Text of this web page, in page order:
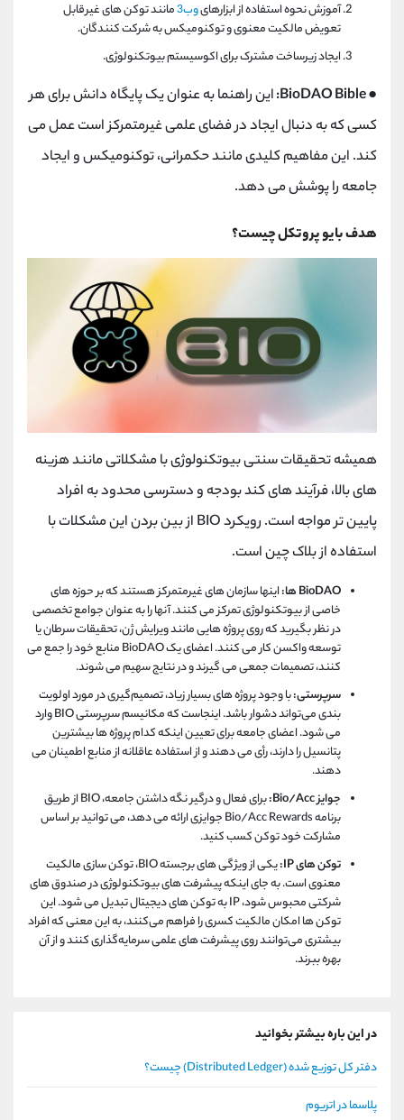
آموزش نحوه استفاده از ابزارهایوب3 مانند توکن های غیرقابل
تعویض مالکیت معنوی و توکنومیکس به شرکت کنندگان.
ایجاد زیرساخت مشترک برای اکوسیستم بیوتکنولوژی.
● BioDAO Bible:
این راهنما به عنوان یک پایگاه دانش برای هر
کسی که به دنبال ایجاد در فضای علمی غیرمتمرکز است عمل می
کند. این مفاهیم کلیدی مانند حکمرانی، توکنومیکس و ایجاد
جامعه را پوشش می دهد.
هدف بایو پروتکل چیست؟
همیشه تحقیقات سنتی بیوتکنولوژی با مشکلاتی مانند هزینه
های بالا، فرآیند های کند بودجه و دسترسی محدود به افراد
پایین تر مواجه است. رویکرد BIO از بین بردن این مشکلات با
استفاده از بلاک چین است.
BioDAO ها:
اینها سازمان های غیرمتمرکز هستند که بر حوزه های
خاصی از بیوتکنولوژی تمرکز می کنند. آنها را به عنوان جوامع تخصصی
در نظر بگیرید که روی پروژه هایی مانند ویرایش ژن، تحقیقات سرطان یا
توسعه واکسن کار می کنند. اعضای یک BioDAO منابع خود را جمع می
کنند، تصمیمات جمعی می گیرند و در نتایج سهیم می شوند.
سرپرستی:با وجود پروژه ‌های بسیار زیاد، تصمیم‌گیری در مورد اولویت
‌بندی می‌تواند دشوار باشد. اینجاست که مکانیسم سرپرستی BIO وارد
می‌ شود. اعضای جامعه برای تعیین اینکه کدام پروژه ‌ها بیشترین
پتانسیل را دارند، رأی می ‌دهند و از استفاده عاقلانه از منابع اطمینان می
‌دهند.
جوایز Bio/Acc:
برای فعال و درگیر نگه داشتن جامعه، BIO از طریق
برنامه Bio/Acc Rewards جوایزی ارائه می ‌دهد، می ‌توانید بر اساس
مشارکت خود توکن کسب کنید.
توکن های IP:
یکی از ویژگی های برجسته BIO، توکن سازی مالکیت
معنوی است. به جای اینکه پیشرفت های بیوتکنولوژی در صندوق های
شرکتی محبوس شود، IP به توکن های دیجیتال تبدیل می شود. این
توکن‌ ها امکان مالکیت کسری را فراهم می‌کنند، به این معنی که افراد
بیشتری می‌توانند روی پیشرفت‌ های علمی سرمایه‌گذاری کنند و از آن
بهره ببرند.
در این باره بیشتر بخوانید
دفتر کل توزیع شده (Distributed Ledger) چیست؟
پلاسما در اتریوم